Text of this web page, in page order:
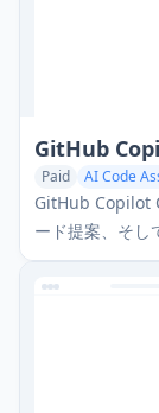
GitHub
Paid AI Code
GitHub Copilot
ード提案、そし
内での文脈に応
シスタントです